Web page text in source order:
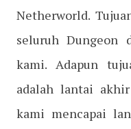
Netherworld.
seluruh Dungeon
kami. Adapun
adalah lantai
kami mencapai